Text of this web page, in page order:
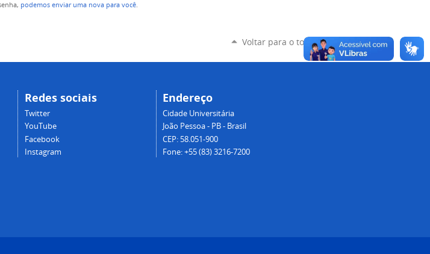
podemos enviar uma nova para você.
Voltar para o topo
Redes sociais
Twitter
YouTube
Facebook
Instagram
Endereço
Cidade Universitária
João Pessoa - PB - Brasil
CEP: 58.051-900
Fone: +55 (83) 3216-7200